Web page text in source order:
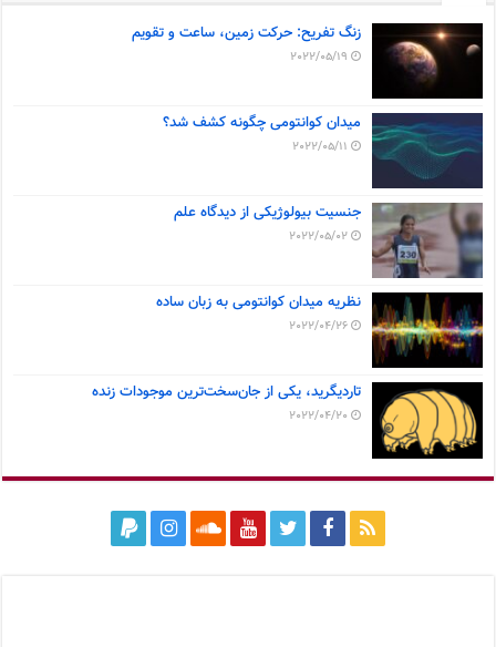
زنگ تفریح: حرکت زمین، ساعت و تقویم
2022/05/19
میدان کوانتومی چگونه کشف شد؟
2022/05/11
جنسیت بیولوژیکی از دیدگاه علم
2022/05/02
نظریه میدان کوانتومی به زبان ساده
2022/04/26
تاردیگرید، یکی از جان‌سخت‌ترین موجودات زنده
2022/04/20